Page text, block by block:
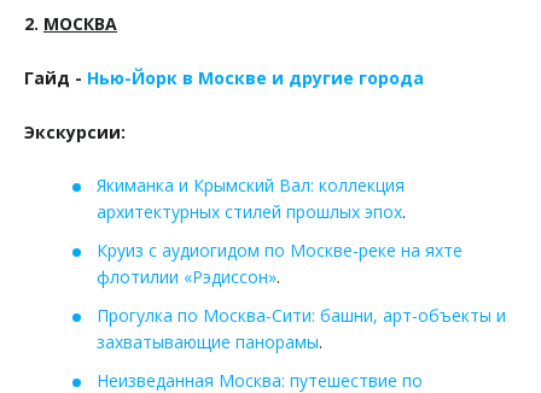
2. МОСКВА
Гайд - Нью-Йорк в Москве и другие города
Экскурсии:
Якиманка и Крымский Вал: коллекция
архитектурных стилей прошлых эпох.
Круиз с аудиогидом по Москве-реке на яхте
флотилии «Рэдиссон».
Прогулка по Москва-Сити: башни, арт-объекты и
захватывающие панорамы.
Неизведанная Москва: путешествие по